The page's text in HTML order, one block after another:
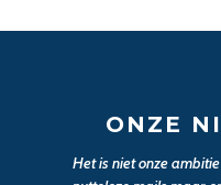
ONZE
Het is niet onze